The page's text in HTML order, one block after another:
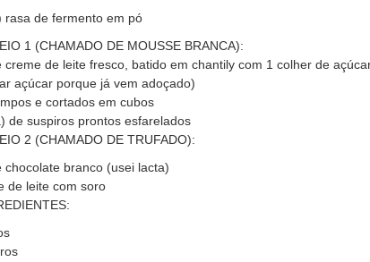
rasa de fermento em pó
1 (CHAMADO DE MOUSSE BRANCA):
creme de leite fresco, batido em chantily com 1 colher de
açúcar porque já vem adoçado)
e cortados em cubos
de suspiros prontos esfarelados
2 (CHAMADO DE TRUFADO):
chocolate branco (usei lacta)
de leite com soro